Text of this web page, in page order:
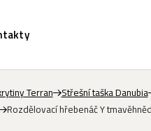
Terran
Střešní taška Danubia
Rozdělovací hřebenáč Y